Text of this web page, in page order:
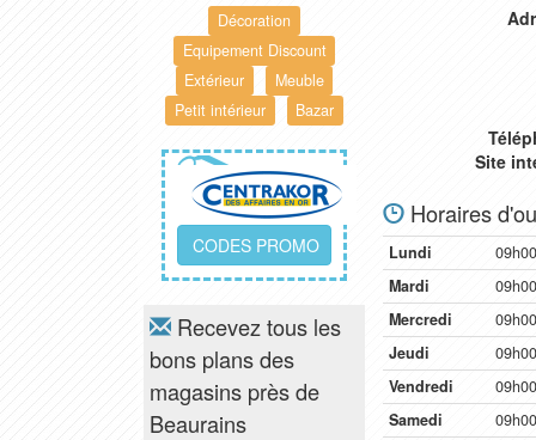
Décoration
Equipement Discount
Extérieur
Meuble
Petit intérieur
Bazar
CODES PROMO
Recevez tous les
bons plans des
magasins près de
Beaurains
Site
Horaires
Lundi
Mardi
Mercredi
Jeudi
Vendredi
Samedi